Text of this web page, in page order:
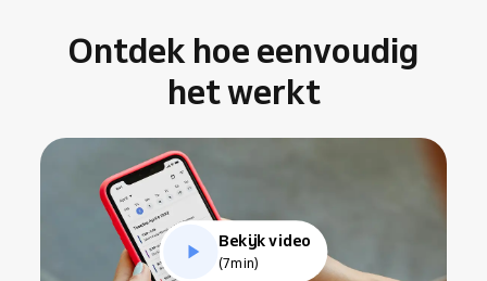
Ontdek hoe eenvoudig
het werkt
Bekijk video
(7min)